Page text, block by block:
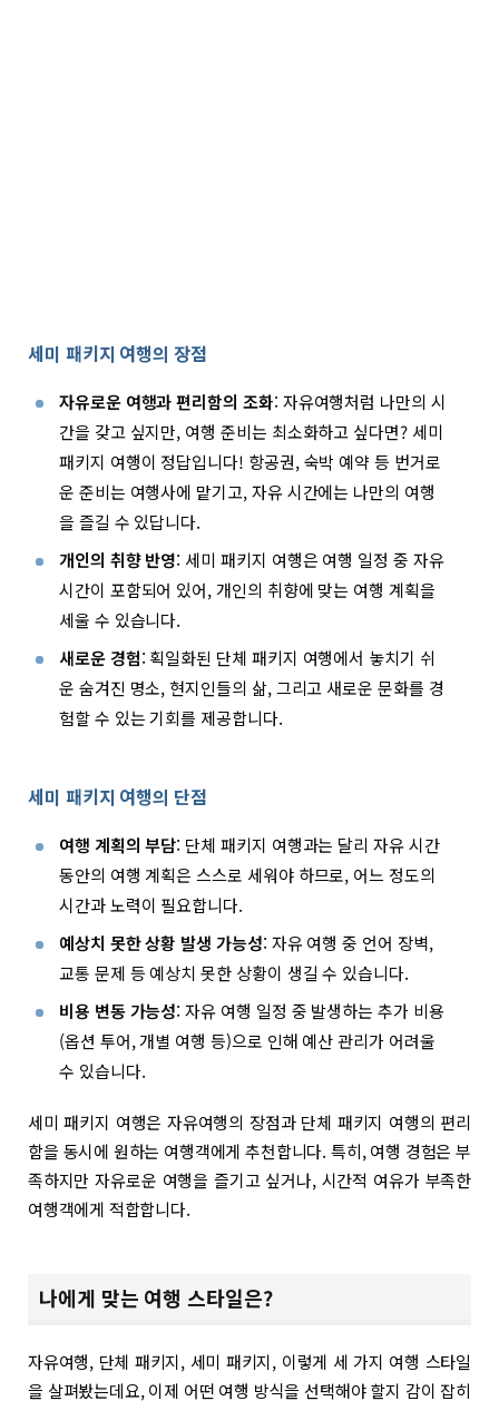
세미 패키지 여행의 장점
자유로운 여행과 편리함의 조화: 자유여행처럼 나만의 시
간을 갖고 싶지만, 여행 준비는 최소화하고 싶다면? 세미
패키지 여행이 정답입니다! 항공권, 숙박 예약 등 번거로
운 준비는 여행사에 맡기고, 자유 시간에는 나만의 여행
을 즐길 수 있답니다.
개인의 취향 반영: 세미 패키지 여행은 여행 일정 중 자유
시간이 포함되어 있어, 개인의 취향에 맞는 여행 계획을
세울 수 있습니다.
새로운 경험: 획일화된 단체 패키지 여행에서 놓치기 쉬
운 숨겨진 명소, 현지인들의 삶, 그리고 새로운 문화를 경
험할 수 있는 기회를 제공합니다.
세미 패키지 여행의 단점
여행 계획의 부담: 단체 패키지 여행과는 달리 자유 시간
동안의 여행 계획은 스스로 세워야 하므로, 어느 정도의
시간과 노력이 필요합니다.
예상치 못한 상황 발생 가능성: 자유 여행 중 언어 장벽,
교통 문제 등 예상치 못한 상황이 생길 수 있습니다.
비용 변동 가능성: 자유 여행 일정 중 발생하는 추가 비용
(옵션 투어, 개별 여행 등)으로 인해 예산 관리가 어려울
수 있습니다.
세미 패키지 여행은 자유여행의 장점과 단체 패키지 여행의 편리
함을 동시에 원하는 여행객에게 추천합니다. 특히, 여행 경험은 부
족하지만 자유로운 여행을 즐기고 싶거나, 시간적 여유가 부족한
여행객에게 적합합니다.
나에게 맞는 여행 스타일은?
자유여행, 단체 패키지, 세미 패키지, 이렇게 세 가지 여행 스타일
을 살펴봤는데요, 이제 어떤 여행 방식을 선택해야 할지 감이 잡히